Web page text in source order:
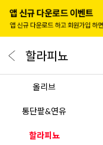
할라피뇨
올리브
통단팥&연유
할라피뇨